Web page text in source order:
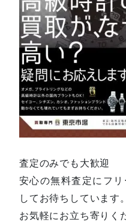
査定のみでも大歓迎
安心の無料査定にフ
してお待ちしています。
お気軽にお立ち寄りく